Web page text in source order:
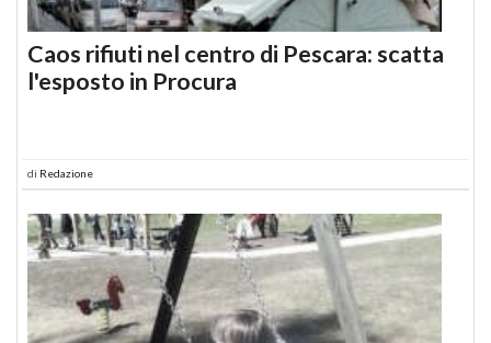
Caos rifiuti nel centro di Pescara: scatta
l'esposto in Procura
di Redazione